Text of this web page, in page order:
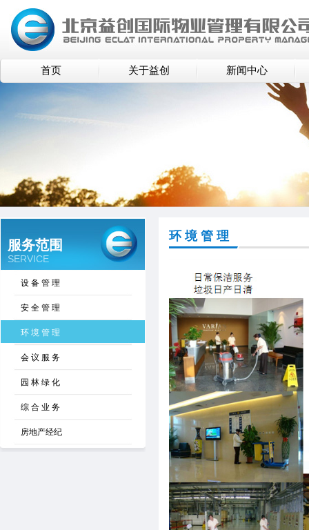
首页 关于益创 新闻中心
服务范围
SERVICE
设 备 管 理
安 全 管 理
环 境 管 理
会 议 服 务
园 林 绿 化
综 合 业 务
房地产经纪
环 境 管 理